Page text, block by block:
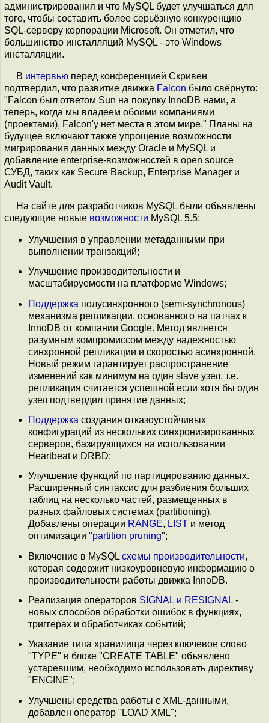
администрирования и что MySQL будет улучшаться для
того, чтобы составить более серьёзную конкуренцию
SQL-серверу корпорации Microsoft. Он отметил, что
большинство инсталляций MySQL - это Windows
инсталляции.
В интервью перед конференцией Скривен
подтвердил, что развитие движка Falcon было свёрнуто:
"Falcon был ответом Sun на покупку InnoDB нами, а
теперь, когда мы владеем обоими компаниями
(проектами), Falcon'у нет места в этом мире." Планы на
будущее включают также упрощение возможности
мигрирования данных между Oracle и MySQL и
добавление enterprise-возможностей в open source
СУБД, таких как Secure Backup, Enterprise Manager и
Audit Vault.
На сайте для разработчиков MySQL были объявлены
следующие новые возможности MySQL 5.5:
Улучшения в управлении метаданными при
выполнении транзакций;
Улучшение производительности и
масштабируемости на платформе Windows;
Поддержка полусинхронного (semi-synchronous)
механизма репликации, основанного на патчах к
InnoDB от компании Google. Метод является
разумным компромиссом между надежностью
синхронной репликации и скоростью асинхронной.
Новый режим гарантирует распространение
изменений как минимум на один slave узел, т.е.
репликация считается успешной если хотя бы один
узел подтвердил принятие данных;
Поддержка создания отказоустойчивых
конфигураций из нескольких синхронизированных
серверов, базирующихся на использовании
Heartbeat и DRBD;
Улучшение функций по партицированию данных.
Расширенный синтаксис для разбиения больших
таблиц на несколько частей, размещенных в
разных файловых системах (partitioning).
Добавлены операции RANGE, LIST и метод
оптимизации "partition pruning";
Включение в MySQL схемы производительности,
которая содержит низкоуровневую информацию о
производительности работы движка InnoDB.
Реализация операторов SIGNAL и RESIGNAL -
новых способов обработки ошибок в функциях,
триггерах и обработчиках событий;
Указание типа хранилища через ключевое слово
"TYPE" в блоке "CREATE TABLE" объявлено
устаревшим, необходимо использовать директиву
"ENGINE";
Улучшены средства работы с XML-данными,
добавлен оператор "LOAD XML";